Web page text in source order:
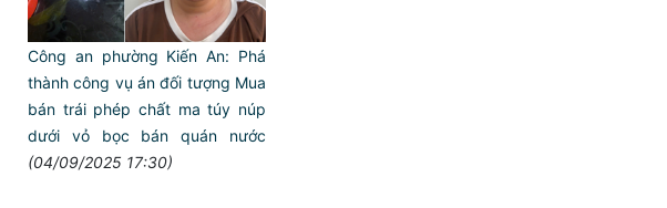
Công an phường Kiến An: Phá
thành công vụ án đối tượng Mua
bán trái phép chất ma túy núp
dưới vỏ bọc bán quán nước
(04/09/2025 17:30)